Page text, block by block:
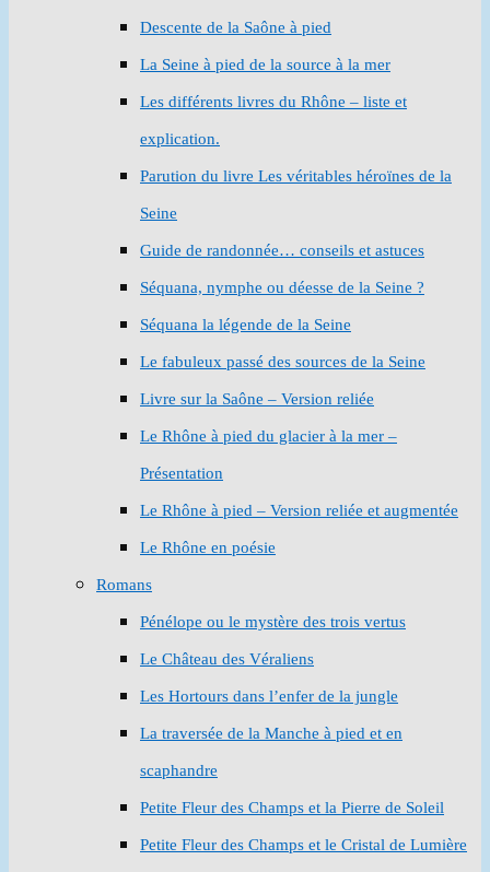
Descente de la Saône à pied
La Seine à pied de la source à la mer
Les différents livres du Rhône – liste et
explication.
Parution du livre Les véritables héroïnes de la
Seine
Guide de randonnée… conseils et astuces
Séquana, nymphe ou déesse de la Seine ?
Séquana la légende de la Seine
Le fabuleux passé des sources de la Seine
Livre sur la Saône – Version reliée
Le Rhône à pied du glacier à la mer –
Présentation
Le Rhône à pied – Version reliée et augmentée
Le Rhône en poésie
Romans
Pénélope ou le mystère des trois vertus
Le Château des Véraliens
Les Hortours dans l’enfer de la jungle
La traversée de la Manche à pied et en
scaphandre
Petite Fleur des Champs et la Pierre de Soleil
Petite Fleur des Champs et le Cristal de Lumière